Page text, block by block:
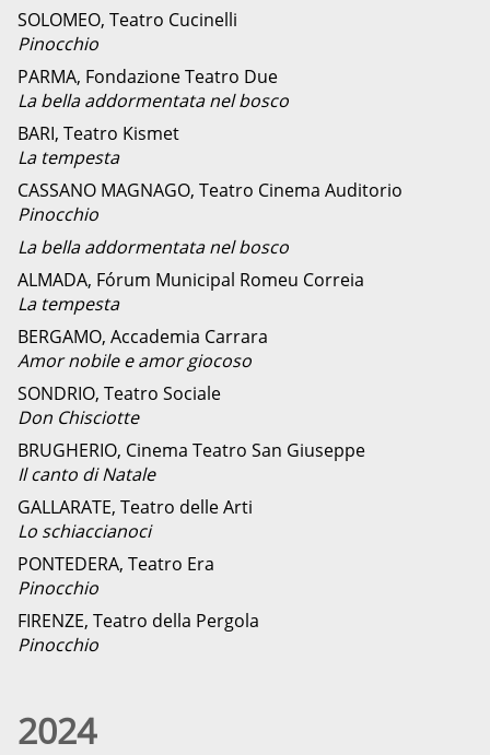
SOLOMEO, Teatro Cucinelli
Pinocchio
PARMA, Fondazione Teatro Due
La bella addormentata nel bosco
BARI, Teatro Kismet
La tempesta
CASSANO MAGNAGO, Teatro Cinema Auditorio
Pinocchio
La bella addormentata nel bosco
ALMADA, Fórum Municipal Romeu Correia
La tempesta
BERGAMO, Accademia Carrara
Amor nobile e amor giocoso
SONDRIO, Teatro Sociale
Don Chisciotte
BRUGHERIO, Cinema Teatro San Giuseppe
Il canto di Natale
GALLARATE, Teatro delle Arti
Lo schiaccianoci
PONTEDERA, Teatro Era
Pinocchio
FIRENZE, Teatro della Pergola
Pinocchio
2024